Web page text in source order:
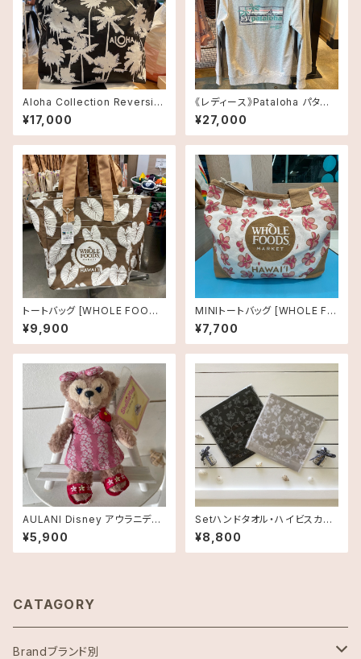
Aloha Collection Reversibl
e Tote
¥17,000
《レディース》Pataloha パタロ
ハ Hawaii限定 パーカーM
¥27,000
トートバッグ [WHOLE FOODS
MARKET]ホールフーズマーケ
ット オーガニックショッピングバ
ッグ タロリーフ
¥9,900
MINIトートバッグ [WHOLE FO
ODS MARKET]プルメリア
¥7,700
AULANI Disney アウラニディ
ズニー限定・ぬいぐるみキーチェ
ーン・シェリーメイ・Pink
¥5,900
Setハンドタオル・ハイビスカス
柄《HAWAII限定》DEAN＆DEL
UCA HAWAII ディーン＆デルー
カ
¥8,800
CATAGORY
Brandブランド別